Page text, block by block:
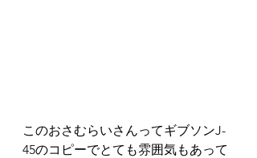
このおさむらいさんってギブソンJ-
45のコピーでとても雰囲気もあって